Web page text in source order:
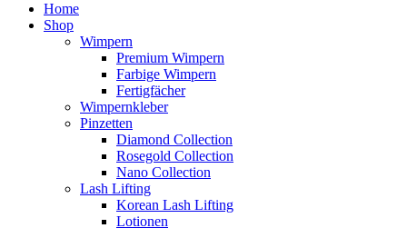
Home
Shop
Wimpern
Premium Wimpern
Farbige Wimpern
Fertigfächer
Wimpernkleber
Pinzetten
Diamond Collection
Rosegold Collection
Nano Collection
Lash Lifting
Korean Lash Lifting
Lotionen